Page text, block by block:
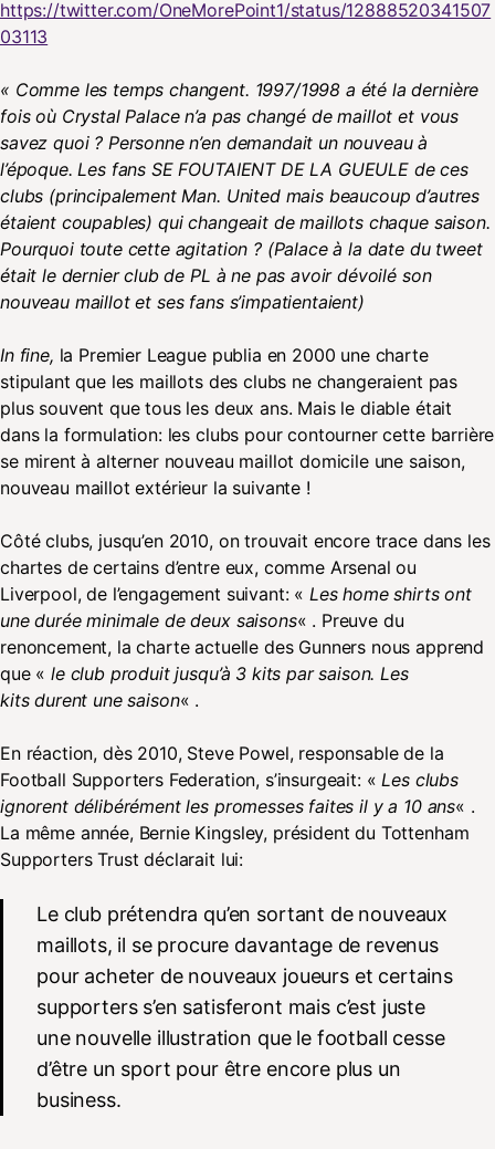
https://twitter.com/OneMorePoint1/status/12888520341507
03113
« Comme les temps changent. 1997/1998 a été la dernière
fois où Crystal Palace n’a pas changé de maillot et vous
savez quoi ? Personne n’en demandait un nouveau à
l’époque. Les fans SE FOUTAIENT DE LA GUEULE de ces
clubs (principalement Man. United mais beaucoup d’autres
étaient coupables) qui changeait de maillots chaque saison.
Pourquoi toute cette agitation ? (Palace à la date du tweet
était le dernier club de PL à ne pas avoir dévoilé son
nouveau maillot et ses fans s’impatientaient)
In fine, la Premier League publia en 2000 une charte
stipulant que les maillots des clubs ne changeraient pas
plus souvent que tous les deux ans. Mais le diable était
dans la formulation: les clubs pour contourner cette barrière
se mirent à alterner nouveau maillot domicile une saison,
nouveau maillot extérieur la suivante !
Côté clubs, jusqu’en 2010, on trouvait encore trace dans les
chartes de certains d’entre eux, comme Arsenal ou
Liverpool, de l’engagement suivant: « Les home shirts ont
une durée minimale de deux saisons« . Preuve du
renoncement, la charte actuelle des Gunners nous apprend
que «le club produit jusqu’à 3 kits par saison. Les
kits durent une saison« .
En réaction, dès 2010, Steve Powel, responsable de la
Football Supporters Federation, s’insurgeait: « Les clubs
ignorent délibérément les promesses faites il y a 10 ans« .
La même année, Bernie Kingsley, président du Tottenham
Supporters Trust déclarait lui:
Le club prétendra qu’en sortant de nouveaux
maillots, il se procure davantage de revenus
pour acheter de nouveaux joueurs et certains
supporters s’en satisferont mais c’est juste
une nouvelle illustration que le football cesse
d’être un sport pour être encore plus un
business.